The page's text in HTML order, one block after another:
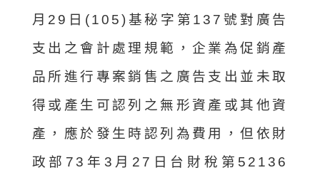
月29日(105)基秘字第137號對廣告
支出之會計處理規範，企業為促銷產
品所進行專案銷售之廣告支出並未取
得或產生可認列之無形資產或其他資
產，應於發生時認列為費用，但依財
政部73年3月27日台財稅第52136